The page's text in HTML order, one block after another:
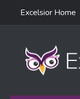
Ir al contenido
navegación
Excelsior Home